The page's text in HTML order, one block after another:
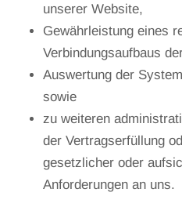
unserer Website,
Gewährleistung eines
Verbindungsaufbaus
Auswertung der
sowie
zu weiteren
der Vertragserfüllung
gesetzlicher oder
Anforderungen an uns.